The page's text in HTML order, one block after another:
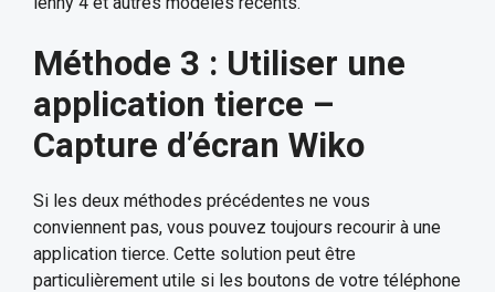
Méthode 3 : Utiliser une
application tierce –
Capture d’écran Wiko
Si les deux méthodes précédentes ne vous
conviennent pas, vous pouvez toujours recourir à une
application tierce. Cette solution peut être
particulièrement utile si les boutons de votre téléphone